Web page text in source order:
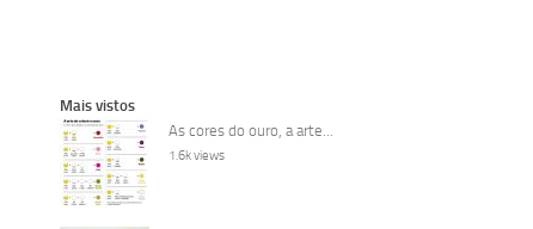
Mais vistos
As cores do ouro, a arte...
1.6k views